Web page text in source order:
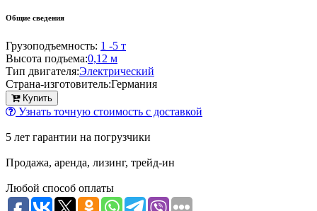
Общие сведения
Грузоподъемность: 1 -5 т
Высота подъема:0,12 м
Тип двигателя:Электрический
Страна-изготовитель:Германия
Купить
Узнать точную стоимость с доставкой
5 лет гарантии на погрузчики
Продажа, аренда, лизинг, трейд-ин
Любой способ оплаты